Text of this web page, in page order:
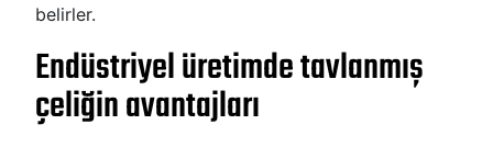
belirler.
Endüstriyel üretimde tavlanmış
çeliğin avantajları